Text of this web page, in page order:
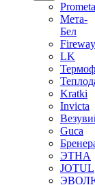
Мета-
Бел
Fireway
LK
Kratki
Invicta
Guca
ЭТНА
JOTUL